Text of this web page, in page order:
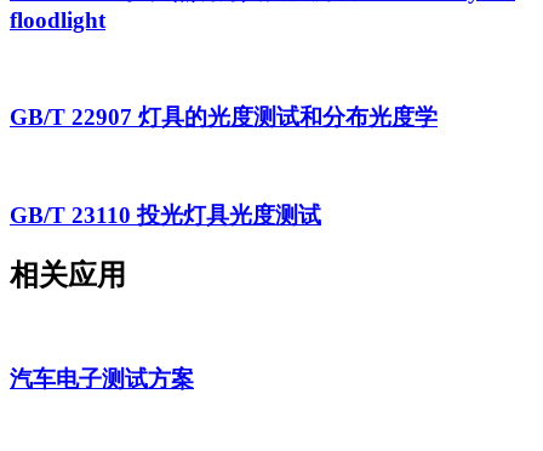
floodlight
GB/T 22907 灯具的光度测试和分布光度学
GB/T 23110 投光灯具光度测试
相关应用
汽车电子测试方案